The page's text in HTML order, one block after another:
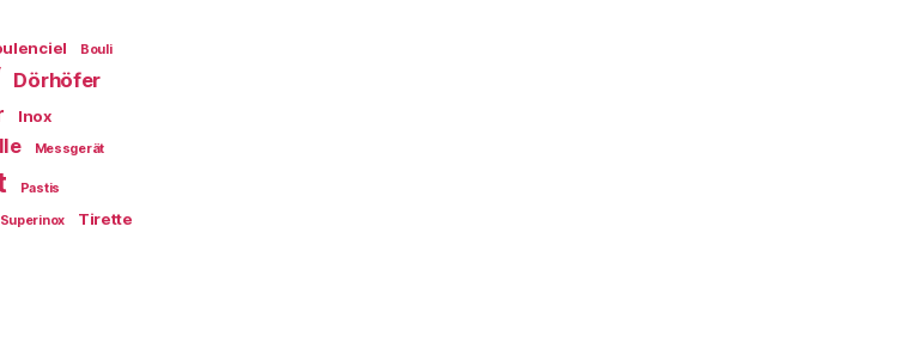
Bouli
Dörhöfer
Inox
Messgerät
Pastis
Superinox
Tirette